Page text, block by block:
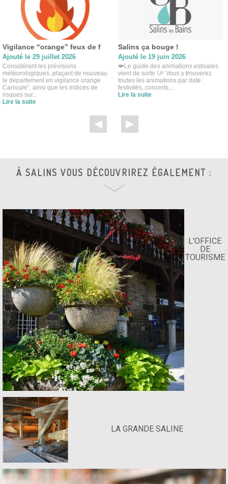
Vigilance “orange” feux de f
Ajouté le 29 juillet 2026
Considérant les prévisions
météorologiques, plaçant de nouveau
le département en vigilance orange
Canicule”, ainsi que les indices de
risques sur...
Lire la suite
Salins ça bouge !
Ajouté le 19 juin 2026
📯Le guide des animations estivales
vient de sortir !🎉 Vous y trouverez
toutes les animations par date :
festivités, concerts,...
Lire la suite
À SALINS VOUS DÉCOUVRIREZ ÉGALEMENT :
L'OFFICE
DE
TOURISME
LA GRANDE SALINE